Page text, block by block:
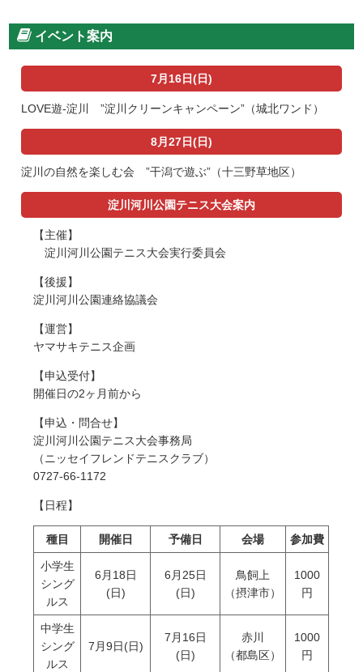
イベント案内
7月16日(日)
LOVE遊-淀川 ”淀川クリーンキャンペーン”（城北ワンド）
8月27日(日)
淀川の自然を楽しむ会 ”干潟で遊ぶ”（十三野草地区）
淀川河川公園テニス大会案内
【主催】
淀川河川公園テニス大会実行委員会
【後援】
淀川河川公園連絡協議会
【運営】
ヤマサキテニス企画
【申込受付】
開催日の2ヶ月前から
【申込・問合せ】
淀川河川公園テニス大会事務局
（ニッセイフレンドテニスクラブ）
0727-66-1172
【日程】
種目 開催日 予備日 会場 参加費
小学生
シング
ルス
6月18日
(日)
6月25日
(日)
鳥飼上
（摂津市）
1000
円
中学生
シング
ルス
7月9日(日)
7月16日
(日)
赤川
（都島区）
1000
円